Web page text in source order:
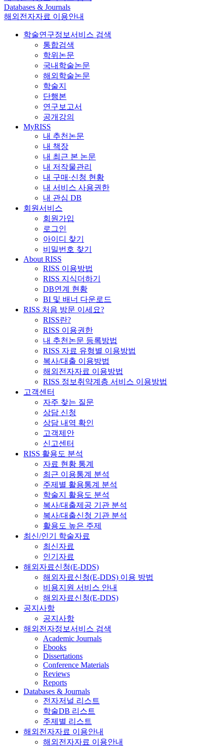
Databases & Journals
해외전자자료 이용안내
학술연구정보서비스 검색
통합검색
학위논문
국내학술논문
해외학술논문
학술지
단행본
연구보고서
공개강의
MyRISS
내 추천논문
내 책장
내 최근 본 논문
내 저작물관리
내 구매·신청 현황
내 서비스 사용권한
내 관심 DB
회원서비스
회원가입
로그인
아이디 찾기
비밀번호 찾기
About RISS
RISS 이용방법
RISS 지식더하기
DB연계 현황
BI 및 배너 다운로드
RISS 처음 방문 이세요?
RISS란?
RISS 이용권한
내 추천논문 등록방법
RISS 자료 유형별 이용방법
복사/대출 이용방법
해외전자자료 이용방법
RISS 정보취약계층 서비스 이용방법
고객센터
자주 찾는 질문
상담 신청
상담 내역 확인
고객제안
신고센터
RISS 활용도 분석
자료 현황 통계
최근 이용통계 분석
주제별 활용통계 분석
학술지 활용도 분석
복사/대출제공 기관 분석
복사/대출신청 기관 분석
활용도 높은 주제
최신/인기 학술자료
최신자료
인기자료
해외자료신청(E-DDS)
해외자료신청(E-DDS) 이용 방법
비용지원 서비스 안내
해외자료신청(E-DDS)
공지사항
공지사항
해외전자정보서비스 검색
Academic Journals
Ebooks
Dissertations
Conference Materials
Reviews
Reports
Databases & Journals
전자저널 리스트
학술DB 리스트
주제별 리스트
해외전자자료 이용안내
해외전자자료 이용안내